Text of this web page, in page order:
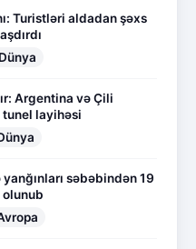
Turistləri aldadan şəxs
Dünya
Argentina və Çili
tunel layihəsi
səbəbindən 19